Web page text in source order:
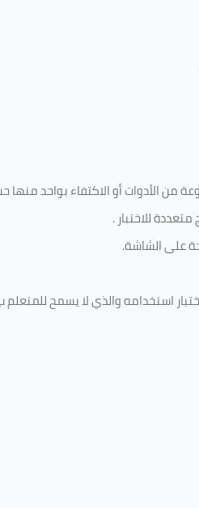
من الأدوات أو الاكتفاء بواحد منها
للاختبار.
على الشاشة.
استخدامه والذي لا يسمح للمتعلم